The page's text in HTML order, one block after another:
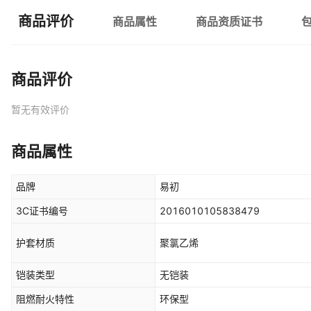
商品评价 商品属性 商品资质证书
商品评价
暂无有效评价
商品属性
品牌 易初
3C证书编号 2016010105838479
护套材质 聚氯乙烯
铠装类型 无铠装
阻燃耐火特性 环保型